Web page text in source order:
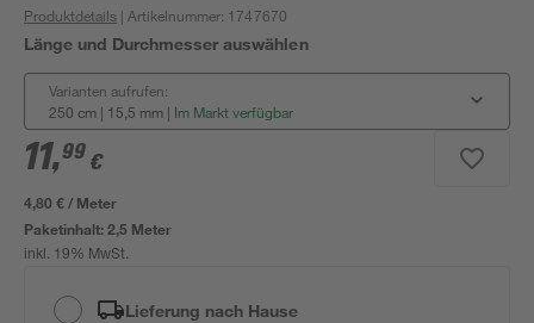
Produktdetails | Artikelnummer: 1747670
Länge und Durchmesser auswählen
Varianten aufrufen:
250 cm | 15,5 mm | Im Markt verfügbar
11,99 €
4,80 € / Meter
Paketinhalt:2,5 Meter
inkl. 19% MwSt.
Lieferung nach Hause